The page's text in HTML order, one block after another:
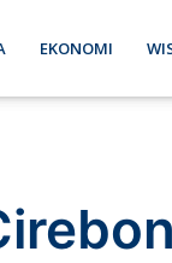
EKONOMI